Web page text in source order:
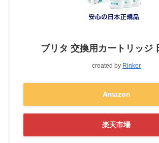
ブリタ 交換用カートリッジ
created by Rinker
Amazon
楽天市場